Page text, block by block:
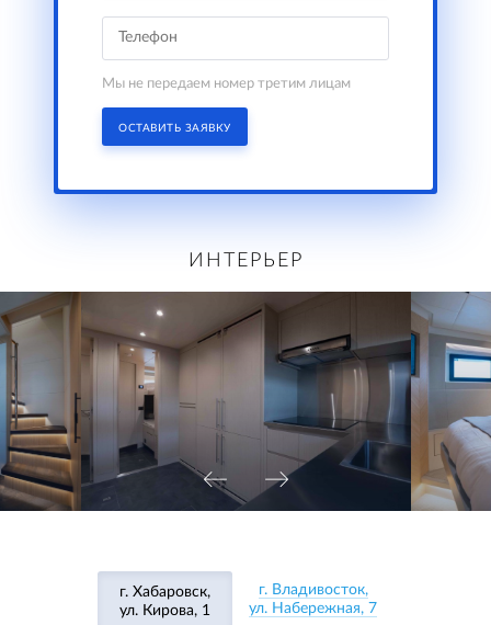
Мы не передаем номер третим лицам
ОСТАВИТЬ ЗАЯВКУ
ИНТЕРЬЕР
г. Хабаровск,
ул. Кирова, 1
г. Владивосток,
ул. Набережная, 7